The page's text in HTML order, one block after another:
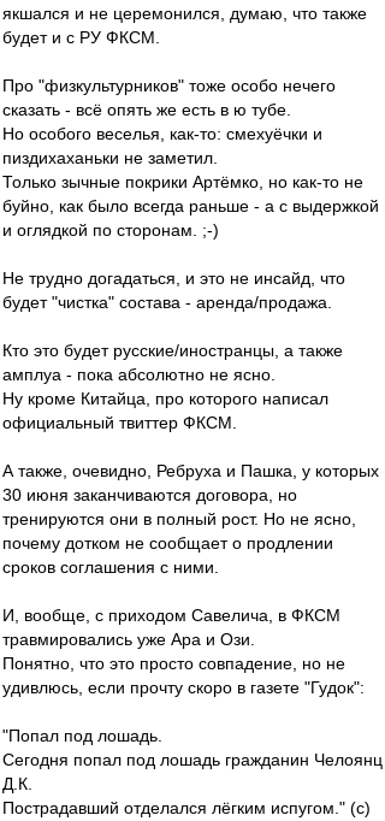
якшался и не церемонился, думаю, что также
будет и с РУ ФКСМ.
Про "физкультурников" тоже особо нечего
сказать - всё опять же есть в ю тубе.
Но особого веселья, как-то: смехуёчки и
пиздихаханьки не заметил.
Только зычные покрики Артёмко, но как-то не
буйно, как было всегда раньше - а с выдержкой
и оглядкой по сторонам. ;-)
Не трудно догадаться, и это не инсайд, что
будет "чистка" состава - аренда/продажа.
Кто это будет русские/иностранцы, а также
амплуа - пока абсолютно не ясно.
Ну кроме Китайца, про которого написал
официальный твиттер ФКСМ.
А также, очевидно, Ребруха и Пашка, у которых
30 июня заканчиваются договора, но
тренируются они в полный рост. Но не ясно,
почему дотком не сообщает о продлении
сроков соглашения с ними.
И, вообще, с приходом Савелича, в ФКСМ
травмировались уже Ара и Ози.
Понятно, что это просто совпадение, но не
удивлюсь, если прочту скоро в газете "Гудок":
"Попал под лошадь.
Сегодня попал под лошадь гражданин Челоянц
Д.К.
Пострадавший отделался лёгким испугом." (с)